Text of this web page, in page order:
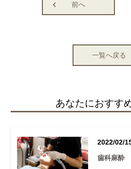
前へ
一覧へ戻る
あなたにおすす
2022/02/
歯科麻酔